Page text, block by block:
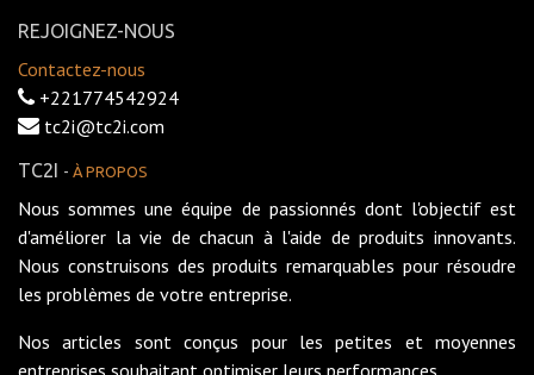
REJOIGNEZ-NOUS
Contactez-nous
+221774542924
tc2i@tc2i.com
TC2I - À PROPOS
Nous sommes une équipe de passionnés dont l'objectif est
d'améliorer la vie de chacun à l'aide de produits innovants.
Nous construisons des produits remarquables pour résoudre
les problèmes de votre entreprise.
Nos articles sont conçus pour les petites et moyennes
entreprises souhaitant optimiser leurs performances.